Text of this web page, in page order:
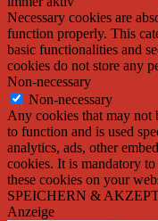
Necessary cookies are
function properly. This
basic functionalities and
cookies do not store any
Non-necessary
Non-necessary
Any cookies that may not
to function and is used
analytics, ads, other
cookies. It is mandatory
these cookies on your
SPEICHERN &
Anzeige